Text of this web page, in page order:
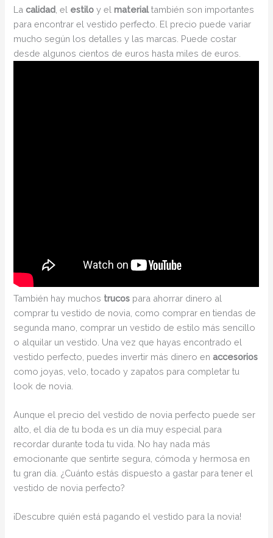
Lacalidad , el estilo y elmaterialtambién son importantes
para encontrar el vestido perfecto. El precio puede variar
mucho según los detalles y las marcas. Puede costar
desde algunos cientos de euros hasta miles de euros.
También hay muchos trucos para ahorrar dinero al
comprar tu vestido de novia, como comprar en tiendas de
segunda mano, comprar un vestido de estilo más sencillo
o alquilar un vestido. Una vez que hayas encontrado el
vestido perfecto, puedes invertir más dinero enaccesorios
como joyas, velo, tocado y zapatos para completar tu
look de novia.
Aunque el precio del vestido de novia perfecto puede ser
alto, el día de tu boda es un día muy especial para
recordar durante toda tu vida. No hay nada más
emocionante que sentirte segura, cómoda y hermosa en
tu gran día. ¿Cuánto estás dispuesto a gastar para tener el
vestido de novia perfecto?
¡Descubre quién está pagando el vestido para la novia!